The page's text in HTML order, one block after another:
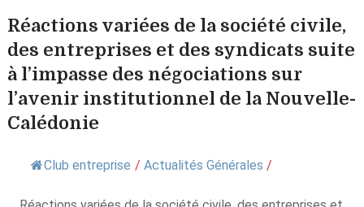
Réactions variées de la société civile,
des entreprises et des syndicats suite
à l’impasse des négociations sur
l’avenir institutionnel de la Nouvelle-
Calédonie
Club entreprise / Actualités Générales /